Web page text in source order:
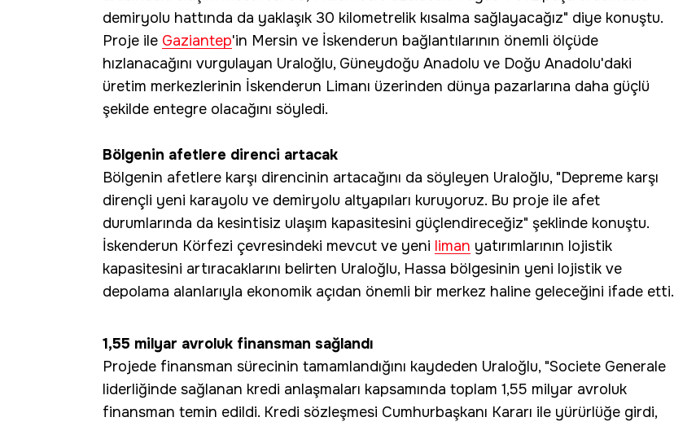
demiryolu hattında da yaklaşık 30 kilometrelik kısalma sağlayacağız" diye konuştu.
Proje ile Gaziantep'in Mersin ve İskenderun bağlantılarının önemli ölçüde
hızlanacağını vurgulayan Uraloğlu, Güneydoğu Anadolu ve Doğu Anadolu'daki
üretim merkezlerinin İskenderun Limanı üzerinden dünya pazarlarına daha güçlü
şekilde entegre olacağını söyledi.
Bölgenin afetlere direnci artacak
Bölgenin afetlere karşı direncinin artacağını da söyleyen Uraloğlu, "Depreme karşı
dirençli yeni karayolu ve demiryolu altyapıları kuruyoruz. Bu proje ile afet
durumlarında da kesintisiz ulaşım kapasitesini güçlendireceğiz" şeklinde konuştu.
İskenderun Körfezi çevresindeki mevcut ve yeni liman yatırımlarının lojistik
kapasitesini artıracaklarını belirten Uraloğlu, Hassa bölgesinin yeni lojistik ve
depolama alanlarıyla ekonomik açıdan önemli bir merkez haline geleceğini ifade etti.
1,55 milyar avroluk finansman sağlandı
Projede finansman sürecinin tamamlandığını kaydeden Uraloğlu, "Societe Generale
liderliğinde sağlanan kredi anlaşmaları kapsamında toplam 1,55 milyar avroluk
finansman temin edildi. Kredi sözleşmesi Cumhurbaşkanı Kararı ile yürürlüğe girdi,